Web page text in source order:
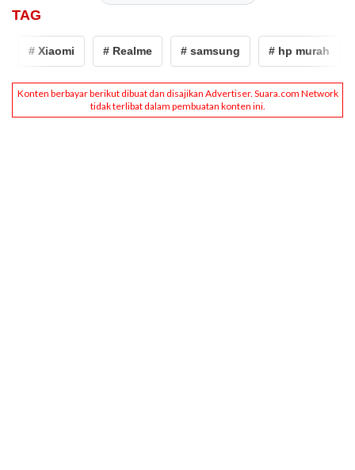
TAG
# Xiaomi # Realme # samsung # hp murah